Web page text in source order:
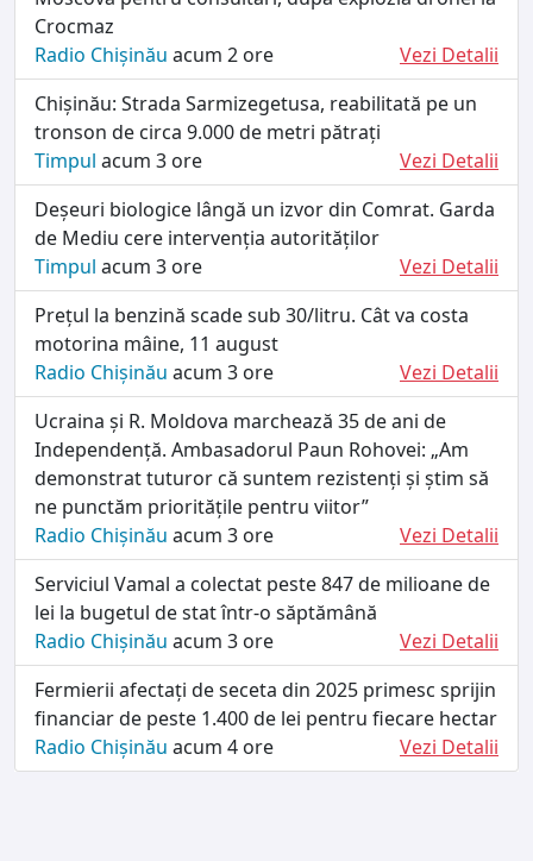
Crocmaz
Radio Chișinău acum 2 ore
Vezi Detalii
Chișinău: Strada Sarmizegetusa, reabilitată pe un
tronson de circa 9.000 de metri pătrați
Timpul acum 3 ore
Vezi Detalii
Deșeuri biologice lângă un izvor din Comrat. Garda
de Mediu cere intervenția autorităților
Timpul acum 3 ore
Vezi Detalii
Prețul la benzină scade sub 30/litru. Cât va costa
motorina mâine, 11 august
Radio Chișinău acum 3 ore
Vezi Detalii
Ucraina și R. Moldova marchează 35 de ani de
Independență. Ambasadorul Paun Rohovei: „Am
demonstrat tuturor că suntem rezistenți și știm să
ne punctăm prioritățile pentru viitor”
Radio Chișinău acum 3 ore
Vezi Detalii
Serviciul Vamal a colectat peste 847 de milioane de
lei la bugetul de stat într-o săptămână
Radio Chișinău acum 3 ore
Vezi Detalii
Fermierii afectați de seceta din 2025 primesc sprijin
financiar de peste 1.400 de lei pentru fiecare hectar
Radio Chișinău acum 4 ore Vezi Detalii